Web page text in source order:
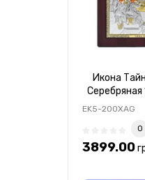
Икона
Серебряная
EK5-200XAG
0
3899.00